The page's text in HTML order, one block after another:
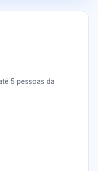
5 pessoas da